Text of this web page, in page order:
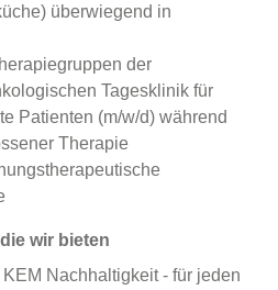
überwiegend in
der
Tagesklinik für
Patienten (m/w/d) während
Therapie
wir bieten
Nachhaltigkeit - für jeden